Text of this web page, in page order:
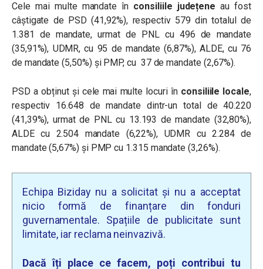
Cele mai multe mandate în consiliile județene au fost
câștigate de PSD (41,92%), respectiv 579 din totalul de
1.381 de mandate, urmat de PNL cu 496 de mandate
(35,91%), UDMR, cu 95 de mandate (6,87%), ALDE, cu 76
de mandate (5,50%) și PMP, cu 37 de mandate (2,67%).
PSD a obținut și cele mai multe locuri în consiliile locale,
respectiv 16.648 de mandate dintr-un total de 40.220
(41,39%), urmat de PNL cu 13.193 de mandate (32,80%),
ALDE cu 2.504 mandate (6,22%), UDMR cu 2.284 de
mandate (5,67%) și PMP cu 1.315 mandate (3,26%).
Echipa Biziday nu a solicitat și nu a acceptat
nicio formă de finanțare din fonduri
guvernamentale. Spațiile de publicitate sunt
limitate, iar reclama neinvazivă.
Dacă îți place ce facem, poți contribui tu